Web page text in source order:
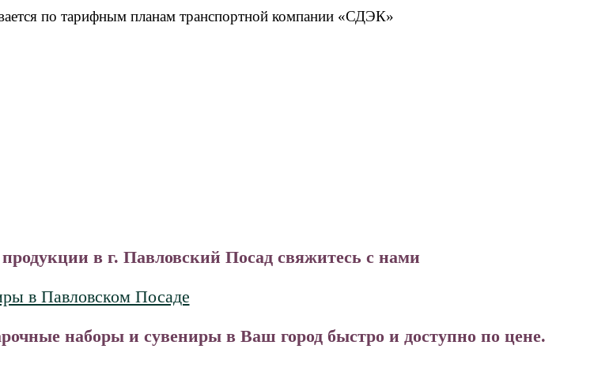
по тарифным планам транспортной компании «СДЭК»
в г. Павловский Посад свяжитесь с нами
наборы и сувениры в Ваш город быстро и доступно по цене.